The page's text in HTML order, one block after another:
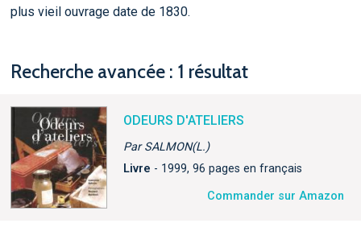
plus vieil ouvrage date de 1830.
Recherche avancée : 1 résultat
ODEURS D'ATELIERS
Par SALMON(L.)
Livre - 1999, 96 pages en français
Commander sur Amazon